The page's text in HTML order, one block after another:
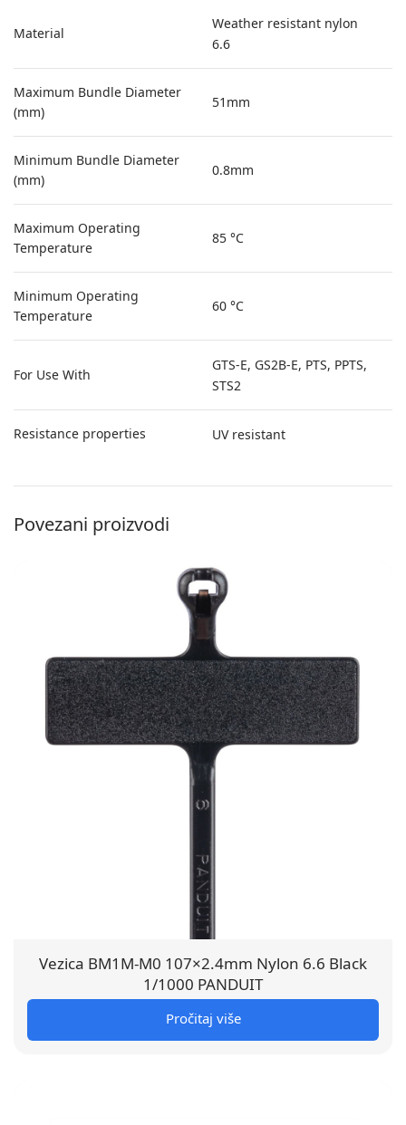
Material
Weather resistant nylon
6.6
Maximum Bundle Diameter
(mm)
51mm
Minimum Bundle Diameter
(mm)
0.8mm
Maximum Operating
Temperature
85 °C
Minimum Operating
Temperature
60 °C
For Use With
GTS-E, GS2B-E, PTS, PPTS,
STS2
Resistance properties UV resistant
Povezani proizvodi
Vezica BM1M-M0 107×2.4mm Nylon 6.6 Black
1/1000 PANDUIT
Pročitaj više